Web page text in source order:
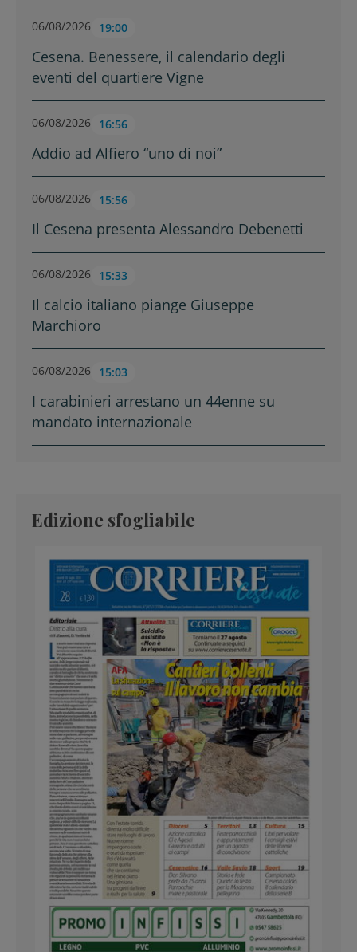
06/08/2026 19:00
Cesena. Benessere, il calendario degli
eventi del quartiere Vigne
06/08/2026 16:56
Addio ad Alfiero “uno di noi”
06/08/2026 15:56
Il Cesena presenta Alessandro Debenetti
06/08/2026 15:33
Il calcio italiano piange Giuseppe
Marchioro
06/08/2026 15:03
I carabinieri arrestano un 44enne su
mandato internazionale
Edizione sfogliabile